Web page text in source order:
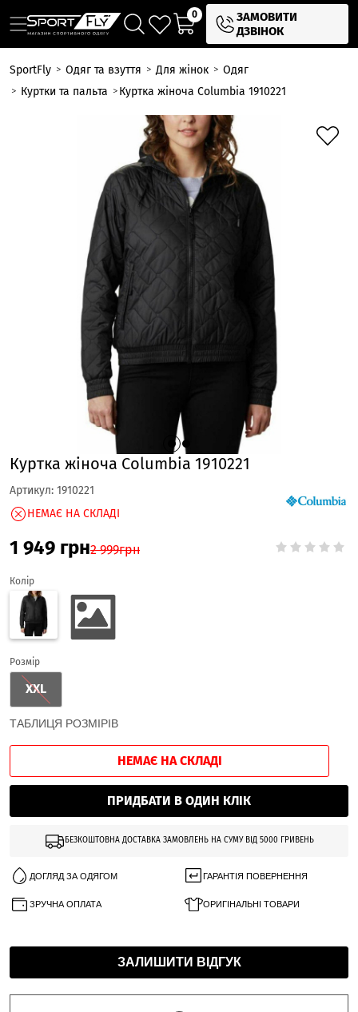
0
ЗАМОВИТИ
ДЗВІНОК
SportFly Одяг та взуття Для жінок
Одяг
Куртки та пальта
Куртка жіноча Columbia 1910221
Куртка жіноча Columbia 1910221
Артикул: 1910221
НЕМАЄ НА СКЛАДІ
1 949 грн2 999грн
Колір
Розмір
XXL
ТАБЛИЦЯ РОЗМІРІВ
НЕМАЄ НА СКЛАДІ
ПРИДБАТИ В ОДИН КЛІК
БЕЗКОШТОВНА ДОСТАВКА ЗАМОВЛЕНЬ НА СУМУ ВІД 5000 ГРИВЕНЬ
ДОГЛЯД ЗА ОДЯГОМ ГАРАНТІЯ ПОВЕРНЕННЯ
ЗРУЧНА ОПЛАТА ОРИГІНАЛЬНІ ТОВАРИ
ЗАЛИШИТИ ВІДГУК